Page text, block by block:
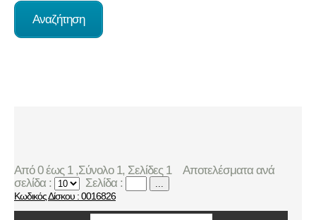
Από 0 έως 1 ,Σύνολο 1, Σελίδες 1
Αποτελέσματα ανά
σελίδα :
Σελίδα : ...
Κωδικός Δίσκου : 0016826